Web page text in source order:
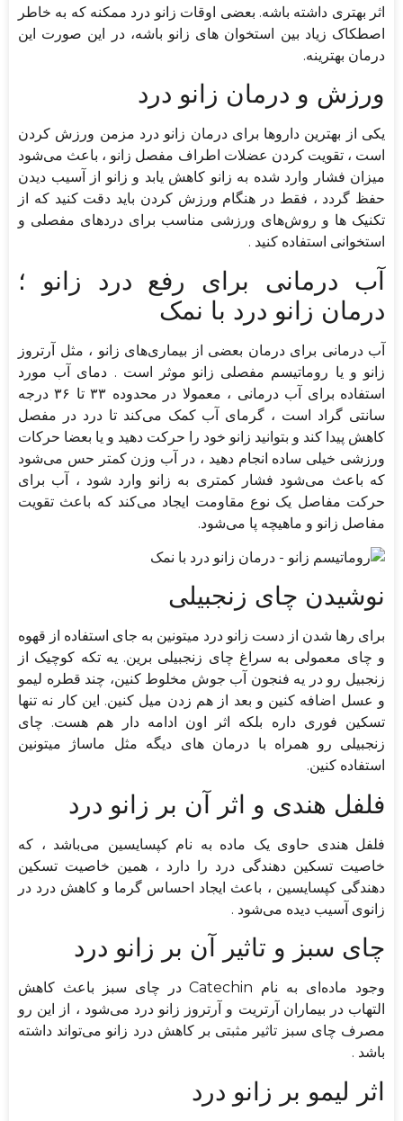
اثر بهتری داشته باشه. بعضی اوقات زانو درد ممکنه که به خاطر
اصطکاک زیاد بین استخوان های زانو باشه، در این صورت این
درمان بهترینه.
ورزش و درمان زانو درد
یکی از بهترین داروها برای درمان زانو درد مزمن ورزش کردن
است ، تقویت کردن عضلات اطراف مفصل زانو ، باعث می‌شود
میزان فشار وارد شده به زانو کاهش یابد و زانو از آسیب دیدن
حفظ گردد ، فقط در هنگام ورزش کردن باید دقت کنید که از
تکنیک ها و روش‌های ورزشی مناسب برای درد‌های مفصلی و
استخوانی استفاده کنید .
آب درمانی برای رفع درد زانو ؛
درمان زانو درد با نمک
آب درمانی برای درمان بعضی از بیماری‌های زانو ، مثل آرتروز
زانو و یا روماتیسم مفصلی زانو موثر است . دمای آب مورد
استفاده برای آب درمانی ، معمولا در محدوده ۳۳ تا ۳۶ درجه
سانتی گراد است ، گرمای آب کمک می‌کند تا درد در مفصل
کاهش پیدا کند و بتوانید زانو خود را حرکت دهید و یا بعضا حرکات
ورزشی خیلی ساده انجام دهید ، در آب وزن کمتر حس می‌شود
که باعث می‌شود فشار کمتری به زانو وارد شود ، آب برای
حرکت مفاصل یک نوع مقاومت ایجاد می‌کند که باعث تقویت
مفاصل زانو و ماهیچه پا می‌شود.
نوشیدن چای زنجبیلی
برای رها شدن از دست زانو درد میتونین به جای استفاده از قهوه
و چای معمولی به سراغ چای زنجبیلی برین. یه تکه کوچیک از
زنجبیل رو در یه فنجون آب جوش مخلوط کنین، چند قطره لیمو
و عسل اضافه کنین و بعد از هم زدن میل کنین. این کار نه تنها
تسکین فوری داره بلکه اثر اون ادامه دار هم هست. چای
زنجبیلی رو همراه با درمان های دیگه مثل ماساژ میتونین
استفاده کنین.
فلفل هندی و اثر آن بر زانو درد
فلفل هندی حاوی یک ماده به نام کپسایسین می‌باشد ، که
خاصیت تسکین دهندگی درد را دارد ، همین خاصیت تسکین
دهندگی کپسایسین ، باعث ایجاد احساس گرما و کاهش درد در
زانوی آسیب دیده می‌شود .
چای سبز و تاثیر آن بر زانو درد
وجود ماده‌ای به نام Catechin در چای سبز باعث کاهش
التهاب در بیماران آرتریت و آرتروز زانو درد می‌شود ، از این رو
مصرف چای سبز تاثیر مثبتی بر کاهش درد زانو می‌تواند داشته
باشد .
اثر لیمو بر زانو درد